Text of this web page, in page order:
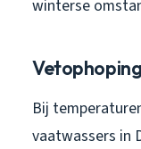
winterse
Bij
vaatwassers in